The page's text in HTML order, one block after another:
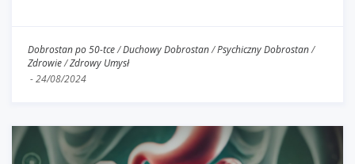
Dobrostan po 50-tce/Duchowy Dobrostan/Psychiczny Dobrostan/
Zdrowie/Zdrowy Umysł
-24/08/2024